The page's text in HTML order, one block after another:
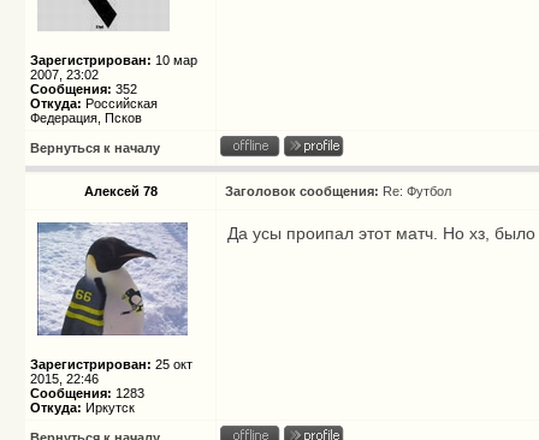
Зарегистрирован: 10 мар
2007, 23:02
Сообщения: 352
Откуда: Российская
Федерация, Псков
Вернуться к началу
Алексей 78 Заголовок сообщения: Re: Футбол
Зарегистрирован: 25 окт
2015, 22:46
Сообщения: 1283
Откуда: Иркутск
Да усы проипал этот матч. Но хз,